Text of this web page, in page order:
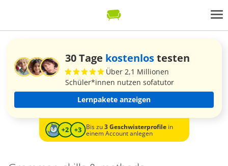
30 Tage kostenlostesten
Über 2,1 Millionen
Schüler*innen nutzen sofatutor
Lernpakete anzeigen
Bis zu3 Geschwisterprofilein
einem Account anlegen